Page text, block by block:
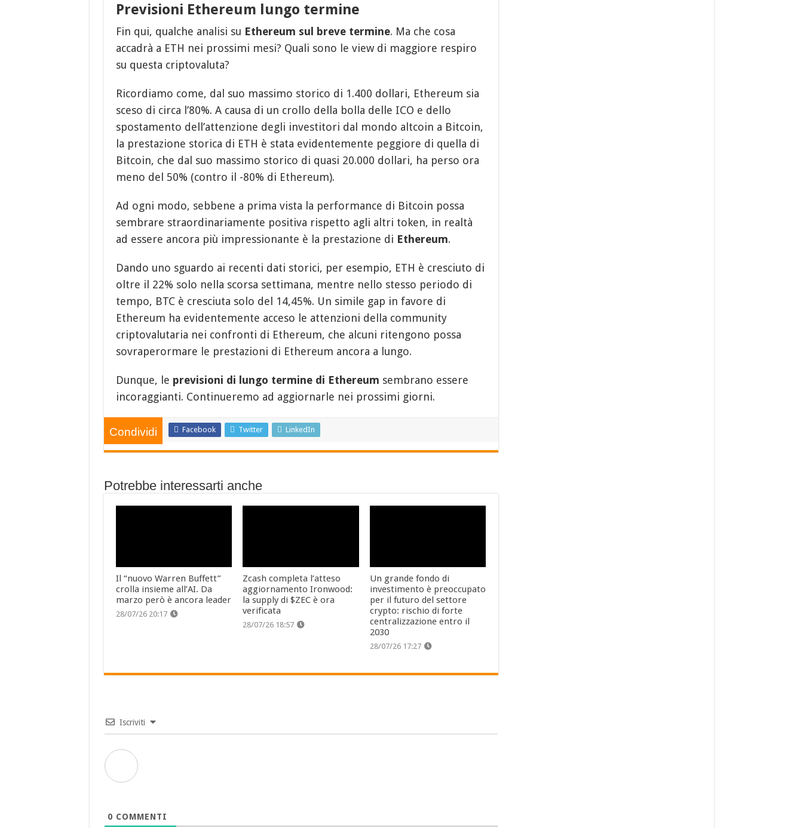
Previsioni Ethereum lungo termine
Fin qui, qualche analisi su Ethereum sul breve termine. Ma che cosa
accadrà a ETH nei prossimi mesi? Quali sono le view di maggiore respiro
su questa criptovaluta?
Ricordiamo come, dal suo massimo storico di 1.400 dollari, Ethereum sia
sceso di circa l’80%. A causa di un crollo della bolla delle ICO e dello
spostamento dell’attenzione degli investitori dal mondo altcoin a Bitcoin,
la prestazione storica di ETH è stata evidentemente peggiore di quella di
Bitcoin, che dal suo massimo storico di quasi 20.000 dollari, ha perso ora
meno del 50% (contro il -80% di Ethereum).
Ad ogni modo, sebbene a prima vista la performance di Bitcoin possa
sembrare straordinariamente positiva rispetto agli altri token, in realtà
ad essere ancora più impressionante è la prestazione di Ethereum.
Dando uno sguardo ai recenti dati storici, per esempio, ETH è cresciuto di
oltre il 22% solo nella scorsa settimana, mentre nello stesso periodo di
tempo, BTC è cresciuta solo del 14,45%. Un simile gap in favore di
Ethereum ha evidentemente acceso le attenzioni della community
criptovalutaria nei confronti di Ethereum, che alcuni ritengono possa
sovraperormare le prestazioni di Ethereum ancora a lungo.
Dunque, le previsioni di lungo termine di Ethereum sembrano essere
incoraggianti. Continueremo ad aggiornarle nei prossimi giorni.
Condividi Facebook Twitter LinkedIn
Potrebbe interessarti anche
Il “nuovo Warren Buffett”
crolla insieme all’AI. Da
marzo però è ancora leader
28/07/26 20:17
Zcash completa l’atteso
aggiornamento Ironwood:
la supply di $ZEC è ora
verificata
28/07/26 18:57
Un grande fondo di
investimento è preoccupato
per il futuro del settore
crypto: rischio di forte
centralizzazione entro il
2030
28/07/26 17:27
Iscriviti
0 COMMENTI